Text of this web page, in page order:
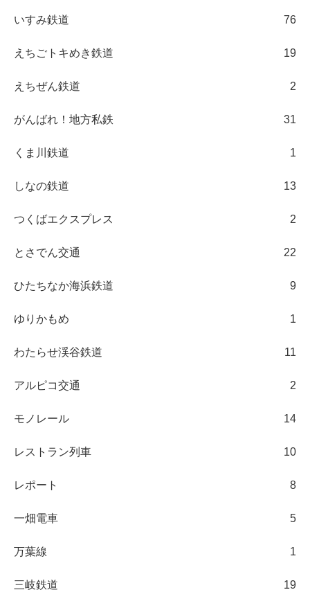
いすみ鉄道 76
えちごトキめき鉄道 19
えちぜん鉄道 2
がんばれ！地方私鉄 31
くま川鉄道 1
しなの鉄道 13
つくばエクスプレス 2
とさでん交通 22
ひたちなか海浜鉄道 9
ゆりかもめ 1
わたらせ渓谷鉄道 11
アルピコ交通 2
モノレール 14
レストラン列車 10
レポート 8
一畑電車 5
万葉線 1
三岐鉄道 19